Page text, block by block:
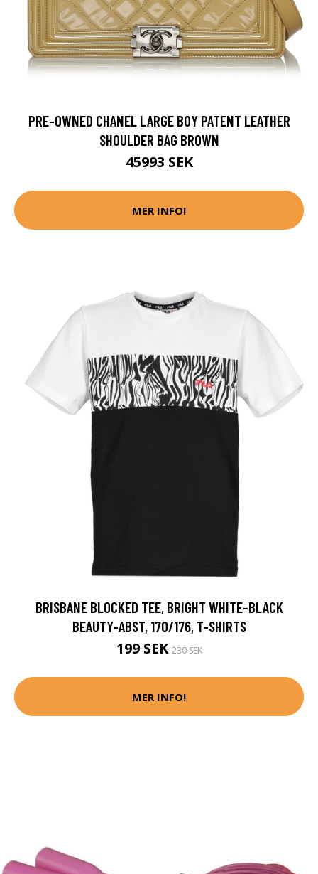
PRE-OWNED CHANEL LARGE BOY PATENT LEATHER
SHOULDER BAG BROWN
45993 SEK
MER INFO!
BRISBANE BLOCKED TEE, BRIGHT WHITE-BLACK
BEAUTY-ABST, 170/176, T-SHIRTS
199 SEK230 SEK
MER INFO!